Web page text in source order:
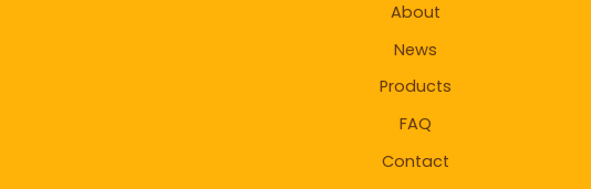
About
News
Products
FAQ
Contact